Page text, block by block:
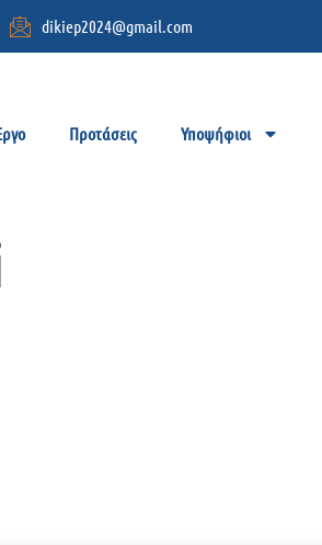
dikiep2024@gmail.com
Προτάσεις Υποψήφιοι